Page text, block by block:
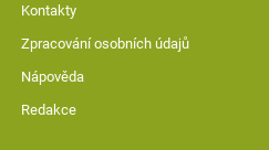
Kontakty
Zpracování osobních údajů
Nápověda
Redakce